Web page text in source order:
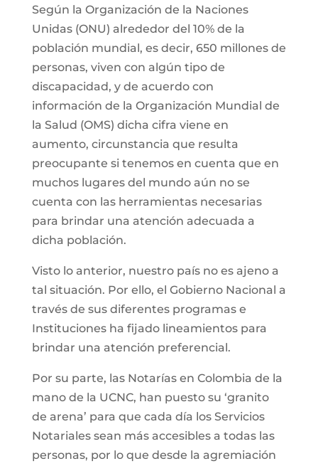
Según la Organización de la Naciones
Unidas (ONU) alrededor del 10% de la
población mundial, es decir, 650 millones de
personas, viven con algún tipo de
discapacidad, y de acuerdo con
información de la Organización Mundial de
la Salud (OMS) dicha cifra viene en
aumento, circunstancia que resulta
preocupante si tenemos en cuenta que en
muchos lugares del mundo aún no se
cuenta con las herramientas necesarias
para brindar una atención adecuada a
dicha población.
Visto lo anterior, nuestro país no es ajeno a
tal situación. Por ello, el Gobierno Nacional a
través de sus diferentes programas e
Instituciones ha fijado lineamientos para
brindar una atención preferencial.
Por su parte, las Notarías en Colombia de la
mano de la UCNC, han puesto su ‘granito
de arena’ para que cada día los Servicios
Notariales sean más accesibles a todas las
personas, por lo que desde la agremiación